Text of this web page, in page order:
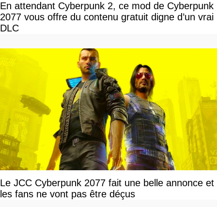
En attendant Cyberpunk 2, ce mod de Cyberpunk
2077 vous offre du contenu gratuit digne d’un vrai
DLC
Le JCC Cyberpunk 2077 fait une belle annonce et
les fans ne vont pas être déçus